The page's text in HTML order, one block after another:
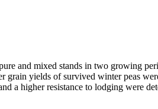
and mixed stands in two growing
yields of survived winter peas
higher resistance to lodging were